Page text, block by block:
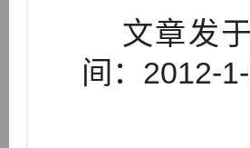
文章发于
间：2012-